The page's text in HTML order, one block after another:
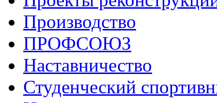
Производство
ПРОФСОЮЗ
Наставничество
Студенческий